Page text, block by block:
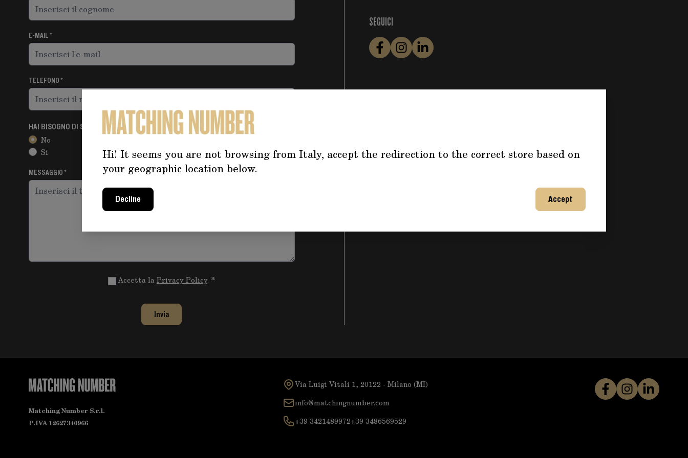
Hi! It seems you are not browsing from Italy, accept the redirection to the correct store based on
your geographic location below.
Decline Accept
E-MAIL
TELEFONO
HAI BISOGNO DI SUPPORTO SU UN PRODOTTO SPECIFICO?
No
Si
MESSAGGIO
Accetta la Privacy Policy.
Invia
SEGUICI
Matching Number S.r.l.
P.IVA 12627340966
Via Luigi Vitali 1, 20122 - Milano (MI)
info@matchingnumber.com
+39 3421489972+39 3486569529